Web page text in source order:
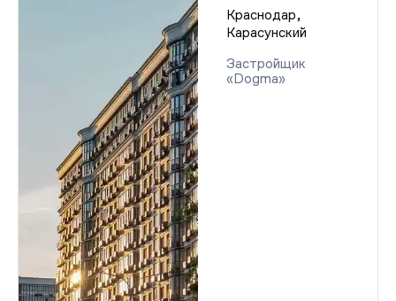
Краснодар,
Карасунский
Застройщик
«Dogma»